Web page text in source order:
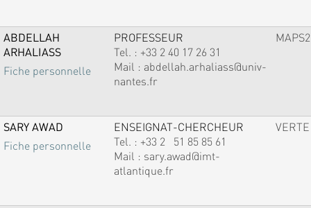
ABDELLAH
ARHALIASS
Fiche personnelle
PROFESSEUR
Tel. : +33 2 40 17 26 31
Mail : abdellah.arhaliass@univ-
nantes.fr
MAPS2
SARY AWAD
Fiche personnelle
ENSEIGNAT-CHERCHEUR
Tel. : +33 2 51 85 85 61
Mail : sary.awad@imt-
atlantique.fr
VERTE